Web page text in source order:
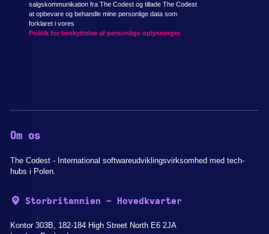
salgskommunikation fra The Codest og tillade The Codest
at opbevare og behandle mine personlige data som
forklaret i vores
Politik for beskyttelse af personlige oplysninger.
Om os
The Codest - International softwareudviklingsvirksomhed med tech-
hubs i Polen.
Storbritannien - Hovedkvarter
Kontor 303B, 182-184 High Street North E6 2JA